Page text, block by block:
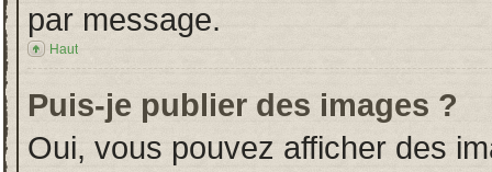
par message.
Haut
Puis-je publier des images ?
Oui, vous pouvez afficher des